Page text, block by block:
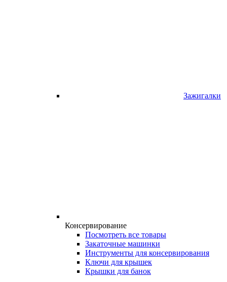
Зажигалки
Консервирование
Посмотреть все товары
Закаточные машинки
Инструменты для консервирования
Ключи для крышек
Крышки для банок